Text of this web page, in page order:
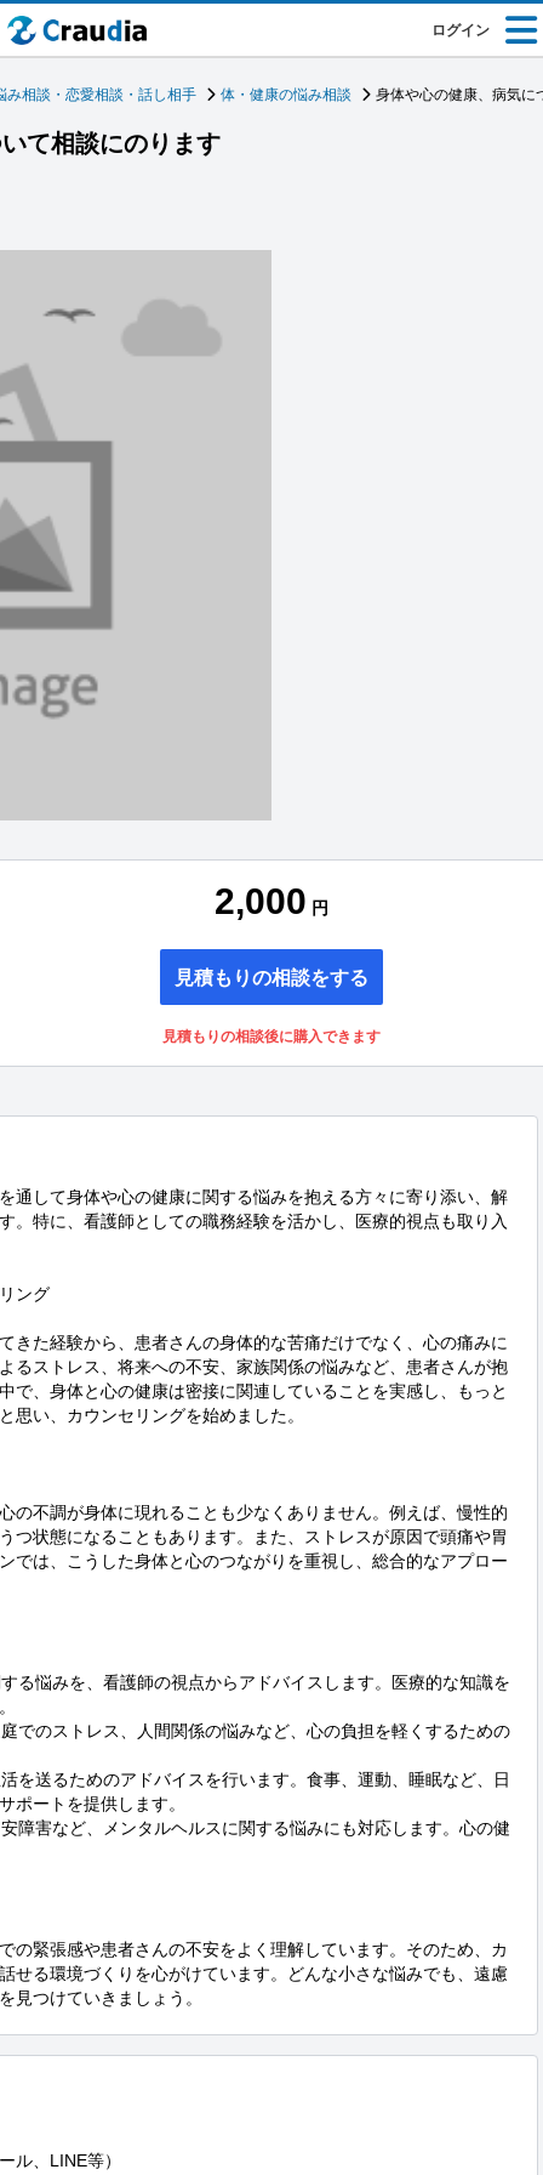
ログイン
み相談・恋愛相談・話し相手 体・健康の悩み相談 身体や心の健康、病気に
て相談にのります
2,000 円
見積もりの相談をする
見積もりの相談後に購入できます
通して身体や心の健康に関する悩みを抱える方々に寄り添い、解
。特に、看護師としての職務経験を活かし、医療的視点も取り入
ング
きた経験から、患者さんの身体的な苦痛だけでなく、心の痛みに
るストレス、将来への不安、家族関係の悩みなど、患者さんが抱
で、身体と心の健康は密接に関連していることを実感し、もっと
思い、カウンセリングを始めました。
の不調が身体に現れることも少なくありません。例えば、慢性的
つ状態になることもあります。また、ストレスが原因で頭痛や胃
では、こうした身体と心のつながりを重視し、総合的なアプロー
る悩みを、看護師の視点からアドバイスします。医療的な知識を
でのストレス、人間関係の悩みなど、心の負担を軽くするための
を送るためのアドバイスを行います。食事、運動、睡眠など、日
ポートを提供します。
障害など、メンタルヘルスに関する悩みにも対応します。心の健
の緊張感や患者さんの不安をよく理解しています。そのため、カ
せる環境づくりを心がけています。どんな小さな悩みでも、遠慮
見つけていきましょう。
ル、LINE等）